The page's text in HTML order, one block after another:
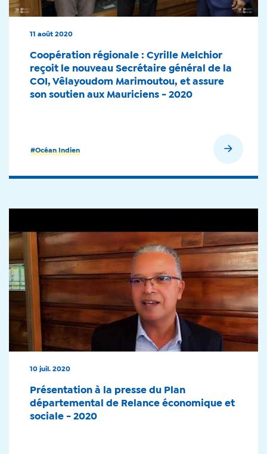
#Océan Indien
11 août 2020
Coopération régionale : Cyrille Melchior
reçoit le nouveau Secrétaire général de la
COI, Vêlayoudom Marimoutou, et assure
son soutien aux Mauriciens - 2020
10 juil. 2020
Présentation à la presse du Plan
départemental de Relance économique et
sociale - 2020